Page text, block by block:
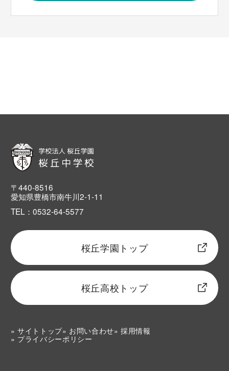
〒440-8516
愛知県豊橋市南牛川2-1-11
TEL：0532-64-5577
桜丘学園トップ
桜丘高校トップ
サイトトップ お問い合わせ
採用情報
プライバシーポリシー